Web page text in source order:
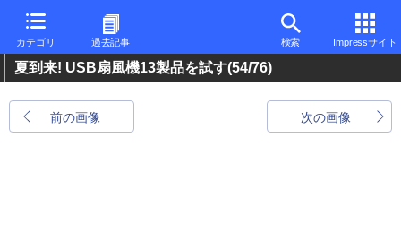
カテゴリ 過去記事 検索 Impressサイト
夏到来! USB扇風機13製品を試す(54/76)
前の画像 次の画像